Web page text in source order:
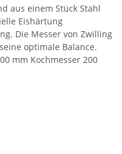
aus einem Stück Stahl
Eishärtung
Die Messer von Zwilling
optimale Balance.
mm Kochmesser 200